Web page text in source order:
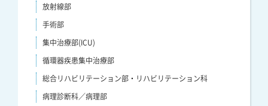
放射線部
手術部
集中治療部(ICU)
循環器疾患集中治療部
総合リハビリテーション部・リハビリテーション科
病理診断科／病理部